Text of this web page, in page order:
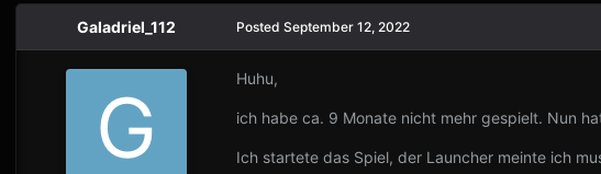
Galadriel_112 Posted September 12, 2022
Huhu,
ich habe ca. 9 Monate nicht mehr gespielt. Nun
Ich startete das Spiel, der Launcher meinte ich